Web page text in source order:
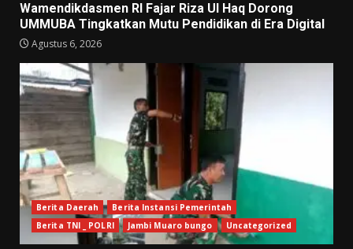
Wamendikdasmen RI Fajar Riza Ul Haq Dorong
UMMUBA Tingkatkan Mutu Pendidikan di Era Digital
Agustus 6, 2026
Berita Daerah
Berita Instansi Pemerintah
Berita TNI _ POLRI
Jambi Muaro bungo Uncategorized